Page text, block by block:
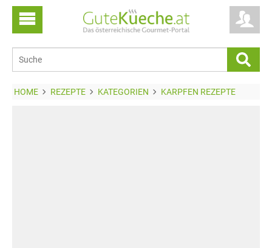
HOME REZEPTE KATEGORIEN KARPFEN REZEPTE